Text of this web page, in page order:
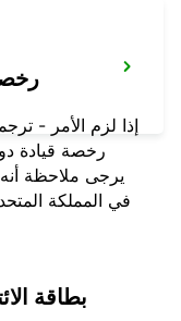
إذا لزم الأمر -
رخصة قيادة
يرجى ملاحظة
في المملكة
بطاقة